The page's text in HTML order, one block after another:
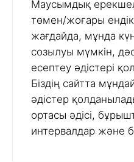
Маусымдық
төмен/жоғары
жағдайда, мұнда
созылуы мүмкін,
есептеу әдістері
Біздің сайтта
әдістер
ортасы әдісі,
интервалдар және